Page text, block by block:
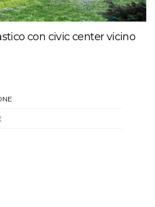
con civic center vicino